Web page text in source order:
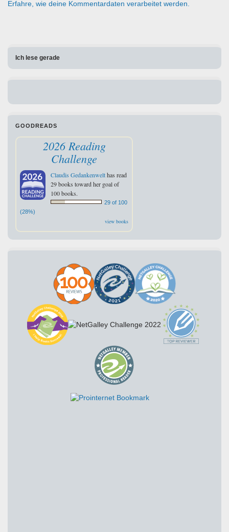
Erfahre, wie deine Kommentardaten verarbeitet werden.
Ich lese gerade
GOODREADS
2026 Reading
Challenge
Claudis Gedankenwelthas read
29 books toward her goal of
100 books.
29 of 100
(28%)
view books